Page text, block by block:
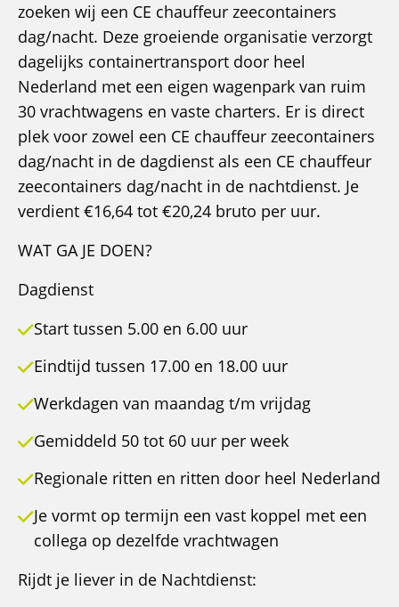
zoeken wij een CE chauffeur zeecontainers
dag/nacht. Deze groeiende organisatie verzorgt
dagelijks containertransport door heel
Nederland met een eigen wagenpark van ruim
30 vrachtwagens en vaste charters. Er is direct
plek voor zowel een CE chauffeur zeecontainers
dag/nacht in de dagdienst als een CE chauffeur
zeecontainers dag/nacht in de nachtdienst. Je
verdient €16,64 tot €20,24 bruto per uur.
WAT GA JE DOEN?
Dagdienst
Start tussen 5.00 en 6.00 uur
Eindtijd tussen 17.00 en 18.00 uur
Werkdagen van maandag t/m vrijdag
Gemiddeld 50 tot 60 uur per week
Regionale ritten en ritten door heel Nederland
Je vormt op termijn een vast koppel met een
collega op dezelfde vrachtwagen
Rijdt je liever in de Nachtdienst: